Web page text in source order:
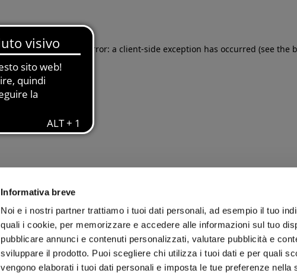
Informativa breve
Noi e i nostri partner trattiamo i tuoi dati personali, ad esempio il tuo
quali i cookie, per memorizzare e accedere alle informazioni sul tuo
pubblicare annunci e contenuti personalizzati, valutare pubblicità e
sviluppare il prodotto. Puoi scegliere chi utilizza i tuoi dati e per quali
vengono elaborati i tuoi dati personali e imposta le tue preferenze nella
Application error: a client-side exception has occurred (see the